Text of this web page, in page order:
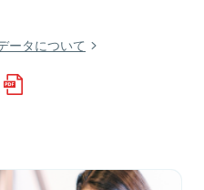
ータについて